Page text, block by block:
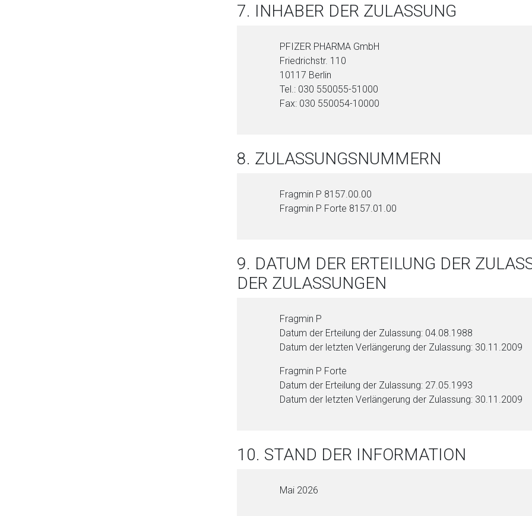
7. INHABER DER ZULASSUNG
PFIZER PHARMA GmbH
Friedrichstr. 110
10117 Berlin
Tel.: 030 550055-51000
Fax: 030 550054-10000
8. ZULASSUNGSNUMMERN
Fragmin P 8157.00.00
Fragmin P Forte 8157.01.00
9. DATUM DER ERTEILUNG DER
DER ZULASSUNGEN
Fragmin P
Datum der Erteilung der Zulassung: 04.08.1988
Datum der letzten Verlängerung der Zulassung: 30.11.2009
Fragmin P Forte
Datum der Erteilung der Zulassung: 27.05.1993
Datum der letzten Verlängerung der Zulassung: 30.11.2009
10. STAND DER INFORMATION
Mai 2026